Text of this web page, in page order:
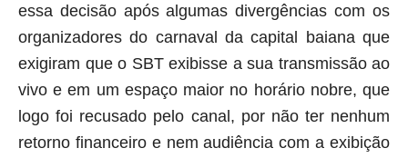
essa decisão após algumas divergências com os
organizadores do carnaval da capital baiana que
exigiram que o SBT exibisse a sua transmissão ao
vivo e em um espaço maior no horário nobre, que
logo foi recusado pelo canal, por não ter nenhum
retorno financeiro e nem audiência com a exibição